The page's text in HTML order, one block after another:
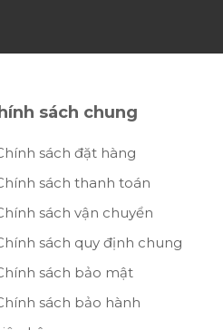
sách chung
sách đặt hàng
sách thanh toán
sách vận chuyển
sách quy định chung
sách bảo mật
sách bảo hành